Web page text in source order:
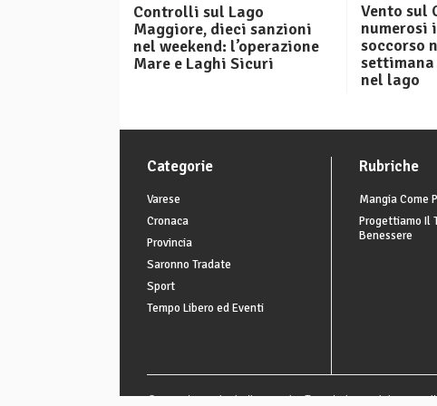
Controlli sul Lago
Maggiore, dieci sanzioni
nel weekend: l’operazione
Mare e Laghi Sicuri
Vento sul
numerosi
soccorso
nel lago
Categorie
Varese
Cronaca
Provincia
Saronno Tradate
Sport
Tempo Libero ed Eventi
Rubriche
Mangia Come
Progettiamo Il
Benessere
© 2026 laprovinciadivarese.it - Tutte le immagini sono